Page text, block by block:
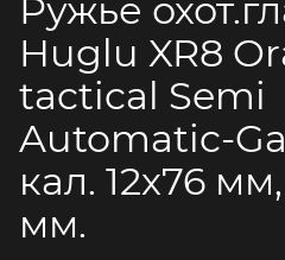
Ружье
Huglu XR8
tactical Semi
Automatic-
кал. 12х76
мм.